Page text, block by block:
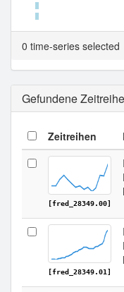
0 time-series selected
Gefundene
Zeitreihen
[fred_28349.00]
[fred_28349.01]